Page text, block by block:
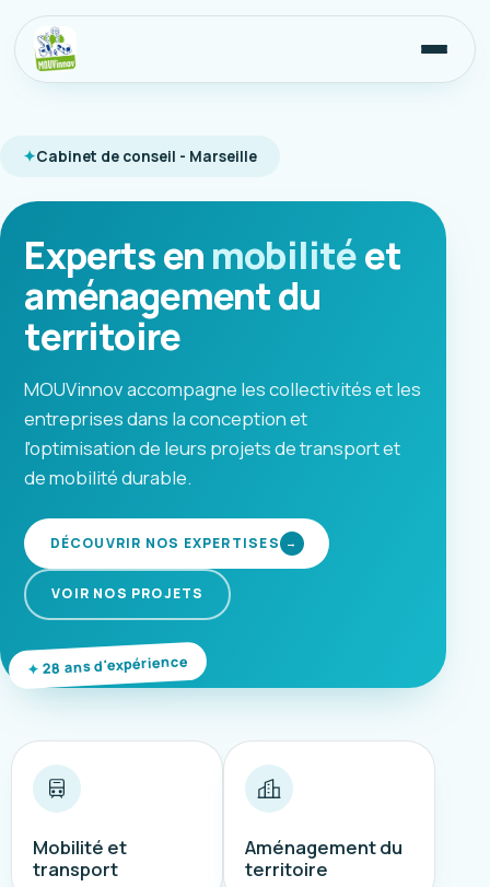
Cabinet de conseil - Marseille
Experts enmobilitéet
aménagement du
territoire
MOUVinnov accompagne les collectivités et les
entreprises dans la conception et
l'optimisation de leurs projets de transport et
de mobilité durable.
DÉCOUVRIR NOS EXPERTISES →
VOIR NOS PROJETS
28 ans d'expérience
Mobilité et
transport
Aménagement du
territoire